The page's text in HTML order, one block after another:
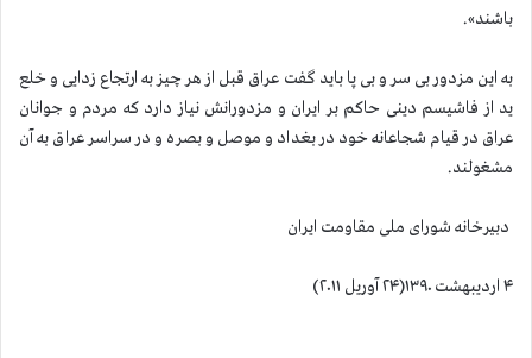
باشند».
به این مزدور بی سر و بی پا باید گفت عراق قبل از هر چیز به ارتجاع زدایی و خلع
ید از فاشیسم دینی حاکم بر ایران و مزدورانش نیاز دارد که مردم و جوانان
عراق در قیام شجاعانه خود در بغداد و موصل و بصره و در سراسر عراق به آن
مشغولند.
دبیرخانه شورای ملی مقاومت ایران
۴ اردیبهشت ۱۳۹۰(۲۴ آوریل ۲۰۱۱)